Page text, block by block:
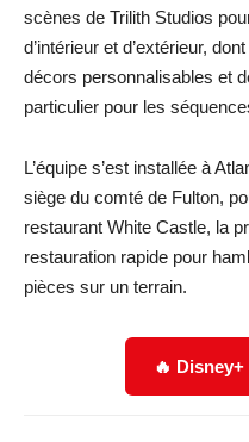
scènes de Trilith Studios
d’intérieur et d’extérieur,
décors personnalisables et
particulier pour les
L’équipe s’est installée à
siège du comté de Fulton,
restaurant White Castle, la
restauration rapide pour
pièces sur un terrain.
🔥